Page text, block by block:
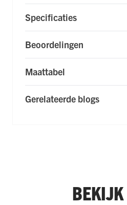
Specificaties
Beoordelingen
Maattabel
Gerelateerde blogs
BEKIJK
Navigeren door de
Druk om carrousel over te
Druk op om naar